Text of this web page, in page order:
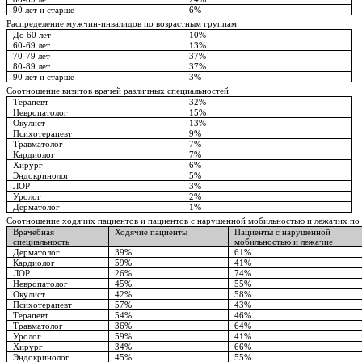
90 лет и старше
6%
Распределение мужчин-инвалидов по возрастным группам
До 60 лет
10%
60-69 лет
13%
70-79 лет
37%
80-89 лет
37%
90 лет и старше
3%
Соотношение визитов врачей различных специальностей
Терапевт
32%
Невропатолог
15%
Окулист
13%
Психотерапевт
9%
Травматолог
7%
Кардиолог
7%
Хирург
6%
Эндокринолог
5%
ЛОР
3%
Уролог
2%
Дерматолог
1%
Соотношение ходячих пациентов и пациентов с нарушенной мобильностью и лежачих по
Врачебная
специальность
Ходячие пациенты
Пациенты с нарушенной
мобильностью и лежачие
Дерматолог
39%
61%
Кардиолог
59%
41%
ЛОР
26%
74%
Невропатолог
45%
55%
Окулист
42%
58%
Психотерапевт
57%
43%
Терапевт
54%
46%
Травматолог
36%
64%
Уролог
59%
41%
Хирург
34%
66%
Эндокринолог
45%
55%